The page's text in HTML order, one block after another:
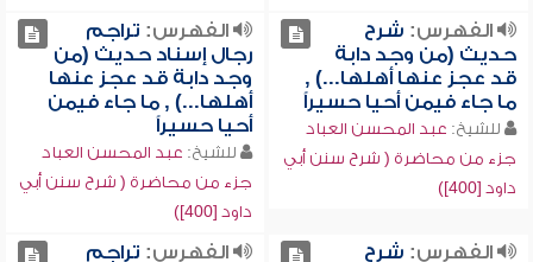
الفهرس: شرح
حديث (من وجد دابة
قد عجز عنها أهلها...) ,
ما جاء فيمن أحيا حسيراً
للشيخ: عبد المحسن العباد
جزء من محاضرة ( شرح سنن أبي
داود [400])
الفهرس: تراجم
رجال إسناد حديث (من
وجد دابة قد عجز عنها
أهلها...) , ما جاء فيمن
أحيا حسيراً
للشيخ: عبد المحسن العباد
جزء من محاضرة ( شرح سنن أبي
داود [400])
الفهرس: شرح
الفهرس: تراجم